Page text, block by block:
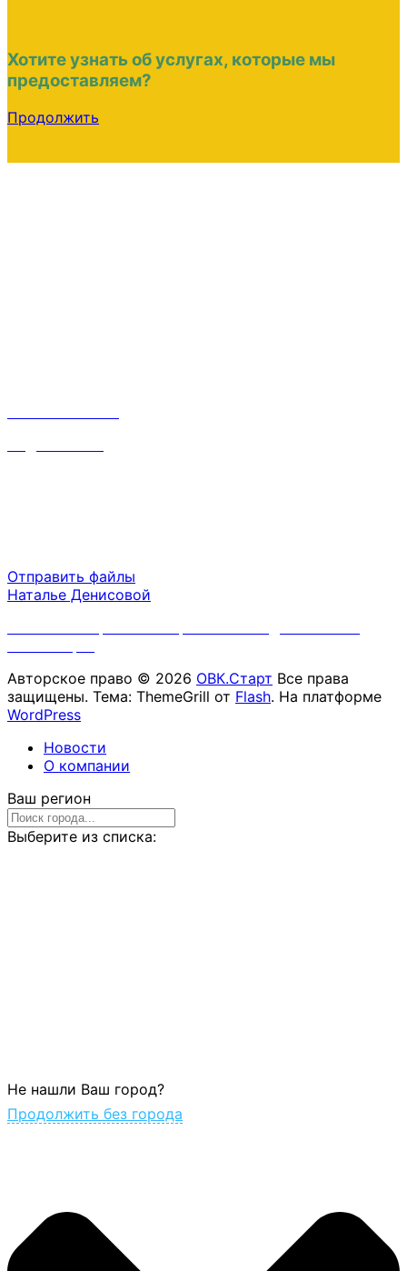
Хотите узнать об услугах, которые мы
предоставляем?
Продолжить
Отправить файлы
Наталье Денисовой
Авторское право © 2026 ОВК.Старт Все права
защищены. Тема: ThemeGrill от Flash. На платформе
WordPress
Новости
О компании
Ваш регион
Выберите из списка:
Не нашли Ваш город?
Продолжить без города